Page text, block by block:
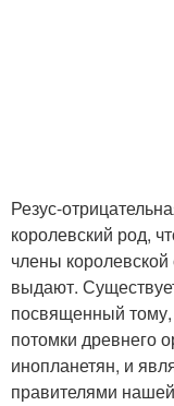
Резус-
королевский род,
члены королевской
выдают.
посвященный
потомки древнего
инопланетян, и
правителями